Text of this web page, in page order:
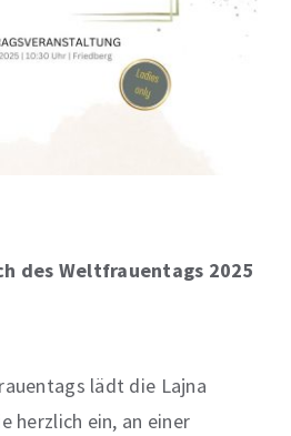
des Weltfrauentags 2025
lädt die Lajna
herzlich ein, an einer